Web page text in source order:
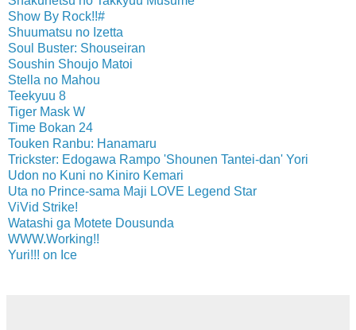
Show By Rock!!#
Shuumatsu no Izetta
Soul Buster: Shouseiran
Soushin Shoujo Matoi
Stella no Mahou
Teekyuu 8
Tiger Mask W
Time Bokan 24
Touken Ranbu: Hanamaru
Trickster: Edogawa Rampo 'Shounen Tantei-dan' Yori
Udon no Kuni no Kiniro Kemari
Uta no Prince-sama Maji LOVE Legend Star
ViVid Strike!
Watashi ga Motete Dousunda
WWW.Working!!
Yuri!!! on Ice